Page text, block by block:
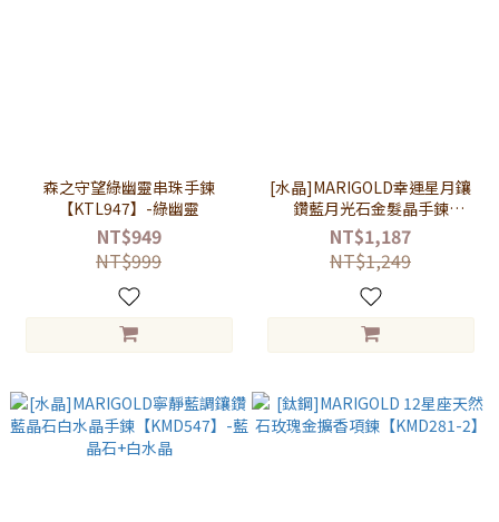
森之守望綠幽靈串珠手鍊
【KTL947】-綠幽靈
NT$949
NT$999
[水晶]MARIGOLD幸運星月鑲
鑽藍月光石金髮晶手鍊
【KMD549】-藍月光石+金髮晶
NT$1,187
NT$1,249